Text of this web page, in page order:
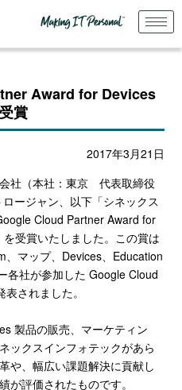
Award for Devices
賞
2017年3月21日
社（本社：東京 代表取締役
ージャン、以下「シネックス
Cloud Partner Award for
受賞いたしました。この賞は
マップ、Devices、Education
各社が参加した Google Cloud
されました。
製品の販売、マーケティン
ックスインフォテックがあら
や、幅広い課題解決に貢献し
が評価されたものです。